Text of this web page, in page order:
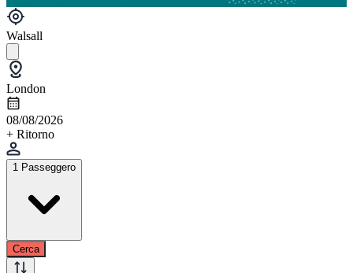
Walsall
London
08/08/2026
+ Ritorno
1 Passeggero
Cerca